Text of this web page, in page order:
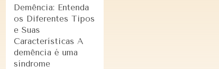
Demência: Entenda
os Diferentes Tipos
e Suas
Características A
demência é uma
síndrome